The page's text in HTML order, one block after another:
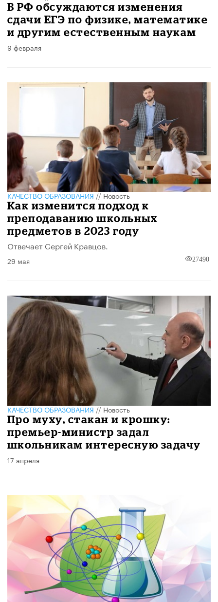
В РФ обсуждаются изменения
сдачи ЕГЭ по физике, математике
и другим естественным наукам
9 февраля
КАЧЕСТВО ОБРАЗОВАНИЯ//Новость
Как изменится подход к
преподаванию школьных
предметов в 2023 году
Отвечает Сергей Кравцов.
29 мая 27490
КАЧЕСТВО ОБРАЗОВАНИЯ//Новость
Про муху, стакан и крошку:
премьер-министр задал
школьникам интересную задачу
17 апреля